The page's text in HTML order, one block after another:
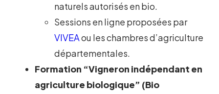
naturels autorisés en bio.
Sessions en ligne proposées par
VIVEAou les chambres d’agriculture
départementales.
Formation “Vigneron indépendant en
agriculture biologique” (Bio